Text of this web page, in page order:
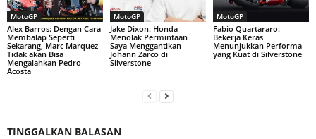
MotoGP
Alex Barros: Dengan Cara
Membalap Seperti
Sekarang, Marc Marquez
Tidak akan Bisa
Mengalahkan Pedro
Acosta
MotoGP
Jake Dixon: Honda
Menolak Permintaan
Saya Menggantikan
Johann Zarco di
Silverstone
MotoGP
Fabio Quartararo:
Bekerja Keras
Menunjukkan Performa
yang Kuat di Silverstone
TINGGALKAN BALASAN